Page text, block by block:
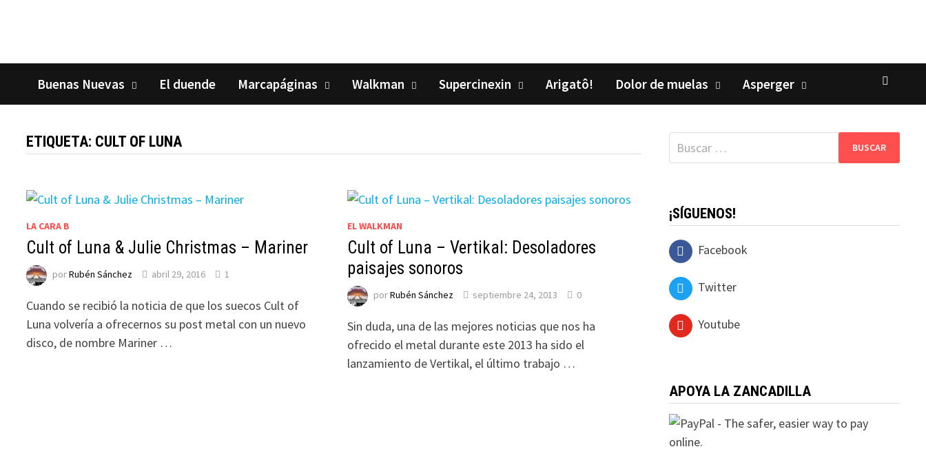
Buenas Nuevas El duende Marcapáginas Walkman Supercinexin Arigatô! Dolor de muelas Asperger
ETIQUETA: CULT OF LUNA
LA CARA B
Cult of Luna & Julie Christmas – Mariner
porRubén Sánchez abril 29, 2016 1
Cuando se recibió la noticia de que los suecos Cult of
Luna volvería a ofrecernos su post metal con un nuevo
disco, de nombre Mariner …
EL WALKMAN
Cult of Luna – Vertikal: Desoladores
paisajes sonoros
porRubén Sánchez septiembre 24, 2013 0
Sin duda, una de las mejores noticias que nos ha
ofrecido el metal durante este 2013 ha sido el
lanzamiento de Vertikal, el último trabajo …
Buscar:
¡SÍGUENOS!
Facebook
Twitter
Youtube
APOYA LA ZANCADILLA